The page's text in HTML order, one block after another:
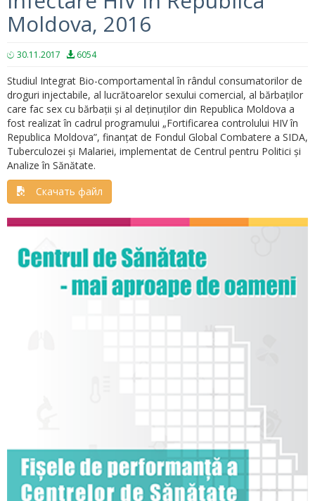
Moldova, 2016
30.11.2017 6054
Studiul Integrat Bio-comportamental în rândul consumatorilor de
droguri injectabile, al lucrătoarelor sexului comercial, al bărbaților
care fac sex cu bărbații și al deținuților din Republica Moldova a
fost realizat în cadrul programului „Fortificarea controlului HIV în
Republica Moldova”, finanțat de Fondul Global Combatere a SIDA,
Tuberculozei și Malariei, implementat de Centrul pentru Politici și
Analize în Sănătate.
Скачать файл